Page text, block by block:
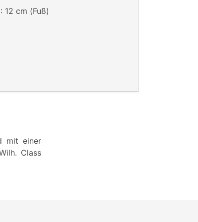
12 cm (Fuß)
mit einer
Class